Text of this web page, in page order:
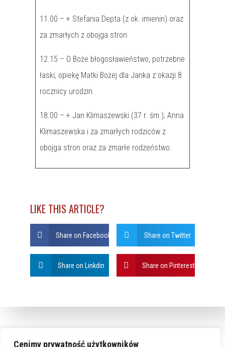
Cenimy prywatność użytkowników
11.00 – + Stefania Depta (z ok. imienin) oraz
za zmarłych z obojga stron
12.15 – O Boże błogosławieństwo, potrzebne
łaski, opiekę Matki Bożej dla Janka z okazji 8
rocznicy urodzin.
18.00 – + Jan Klimaszewski (37 r. śm.), Anna
Klimaszewska i za zmarłych rodziców z
obojga stron oraz za zmarłe rodzeństwo.
LIKE THIS ARTICLE?
Share on Facebook Share on Twitter
Share on Linkdin Share on Pinterest